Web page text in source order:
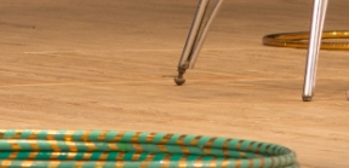
,
Георгиевна